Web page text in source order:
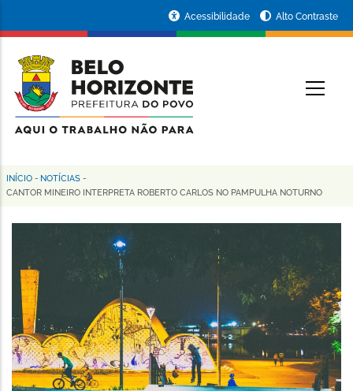
conteúdo
principal
da
Prefeitura
de
Horizonte
Acessibilidade Alto Contraste
Trilha
navegação
INÍCIO - NOTÍCIAS -
CANTOR MINEIRO INTERPRETA ROBERTO CARLOS NO PAMPULHA NOTURNO